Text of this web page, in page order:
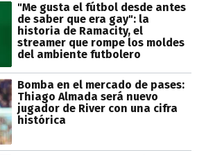
"Me gusta el fútbol desde antes
de saber que era gay": la
historia de Ramacity, el
streamer que rompe los moldes
del ambiente futbolero
Bomba en el mercado de pases:
Thiago Almada será nuevo
jugador de River con una cifra
histórica